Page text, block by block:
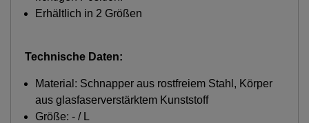
Erhältlich in 2 Größen
Technische Daten:
Material: Schnapper aus rostfreiem Stahl, Körper
aus glasfaserverstärktem Kunststoff
Größe: - / L